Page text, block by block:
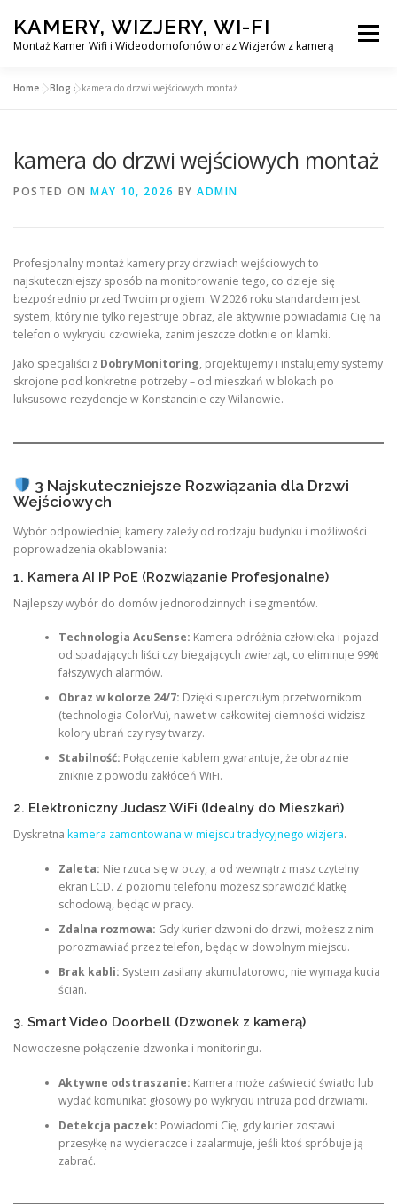
content
KAMERY, WIZJERY, WI-FI
Montaż Kamer Wifi i Wideodomofonów oraz Wizjerów z kamerą
Menu
MONTAŻ WIDEDOMOFONÓW
KONTAKT
EN
Home »Blog »kamera do drzwi wejściowych montaż
kamera do drzwi wejściowych montaż
POSTED ON MAY 10, 2026 BY ADMIN
Profesjonalny montaż kamery przy drzwiach wejściowych to
najskuteczniejszy sposób na monitorowanie tego, co dzieje się
bezpośrednio przed Twoim progiem. W 2026 roku standardem jest
system, który nie tylko rejestruje obraz, ale aktywnie powiadamia Cię na
telefon o wykryciu człowieka, zanim jeszcze dotknie on klamki.
Jako specjaliści z DobryMonitoring, projektujemy i instalujemy systemy
skrojone pod konkretne potrzeby – od mieszkań w blokach po
luksusowe rezydencje w Konstancinie czy Wilanowie.
3 Najskuteczniejsze Rozwiązania dla Drzwi
Wejściowych
Wybór odpowiedniej kamery zależy od rodzaju budynku i możliwości
poprowadzenia okablowania:
1. Kamera AI IP PoE (Rozwiązanie Profesjonalne)
Najlepszy wybór do domów jednorodzinnych i segmentów.
Technologia AcuSense: Kamera odróżnia człowieka i pojazd
od spadających liści czy biegających zwierząt, co eliminuje 99%
fałszywych alarmów.
Obraz w kolorze 24/7: Dzięki superczułym przetwornikom
(technologia ColorVu), nawet w całkowitej ciemności widzisz
kolory ubrań czy rysy twarzy.
Stabilność: Połączenie kablem gwarantuje, że obraz nie
zniknie z powodu zakłóceń WiFi.
2. Elektroniczny Judasz WiFi (Idealny do Mieszkań)
Dyskretna kamera zamontowana w miejscu tradycyjnego wizjera.
Zaleta: Nie rzuca się w oczy, a od wewnątrz masz czytelny
ekran LCD. Z poziomu telefonu możesz sprawdzić klatkę
schodową, będąc w pracy.
Zdalna rozmowa: Gdy kurier dzwoni do drzwi, możesz z nim
porozmawiać przez telefon, będąc w dowolnym miejscu.
Brak kabli: System zasilany akumulatorowo, nie wymaga kucia
ścian.
3. Smart Video Doorbell (Dzwonek z kamerą)
Nowoczesne połączenie dzwonka i monitoringu.
Aktywne odstraszanie: Kamera może zaświecić światło lub
wydać komunikat głosowy po wykryciu intruza pod drzwiami.
Detekcja paczek: Powiadomi Cię, gdy kurier zostawi
przesyłkę na wycieraczce i zaalarmuje, jeśli ktoś spróbuje ją
zabrać.